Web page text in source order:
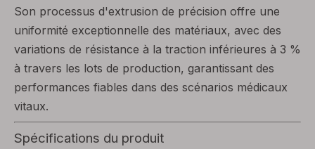
Son processus d'extrusion de précision offre une
uniformité exceptionnelle des matériaux, avec des
variations de résistance à la traction inférieures à 3 %
à travers les lots de production, garantissant des
performances fiables dans des scénarios médicaux
vitaux.
Spécifications du produit